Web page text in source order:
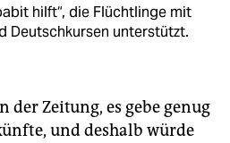
hilft“, die Flüchtlinge mit
Deutschkursen unterstützt.
Zeitung, es gebe genug
und deshalb würde